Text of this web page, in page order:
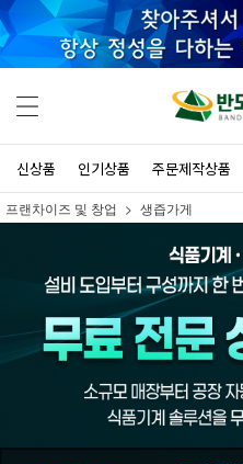
신상품 인기상품 주문제작상품
프랜차이즈 및 창업 생즙가게